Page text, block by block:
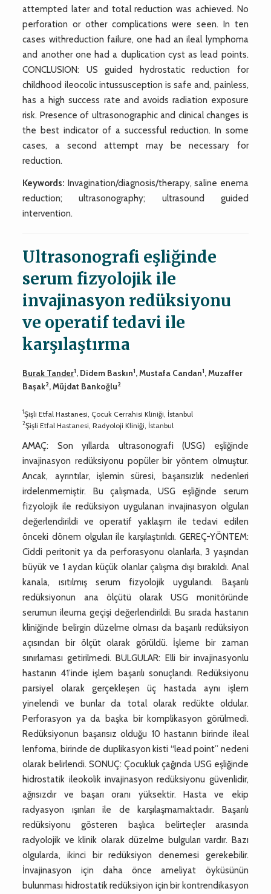
attempted later and total reduction was achieved. No
perforation or other complications were seen. In ten
cases withreduction failure, one had an ileal lymphoma
and another one had a duplication cyst as lead points.
CONCLUSION: US guided hydrostatic reduction for
childhood ileocolic intussusception is safe and, painless,
has a high success rate and avoids radiation exposure
risk. Presence of ultrasonographic and clinical changes is
the best indicator of a successful reduction. In some
cases, a second attempt may be necessary for
reduction.
Keywords: Invagination/diagnosis/therapy, saline enema
reduction; ultrasonography; ultrasound guided
intervention.
Ultrasonografi eşliğinde
serum fizyolojik ile
invajinasyon redüksiyonu
ve operatif tedavi ile
karşılaştırma
Burak Tander1, Didem Baskın1, Mustafa Candan1, Muzaffer
Başak2, Müjdat Bankoğlu2
1Şişli Etfal Hastanesi, Çocuk Cerrahisi Kliniği, İstanbul
2Şişli Etfal Hastanesi, Radyoloji Kliniği, İstanbul
AMAÇ: Son yıllarda ultrasonografi (USG) eşliğinde
invajinasyon redüksiyonu popüler bir yöntem olmuştur.
Ancak, ayrıntılar, işlemin süresi, başarısızlık nedenleri
irdelenmemiştir. Bu çalışmada, USG eşliğinde serum
fizyolojik ile redüksiyon uygulanan invajinasyon olguları
değerlendirildi ve operatif yaklaşım ile tedavi edilen
önceki dönem olguları ile karşılaştırıldı. GEREÇ-YÖNTEM:
Ciddi peritonit ya da perforasyonu olanlarla, 3 yaşından
büyük ve 1 aydan küçük olanlar çalışma dışı bırakıldı. Anal
kanala, ısıtılmış serum fizyolojik uygulandı. Başarılı
redüksiyonun ana ölçütü olarak USG monitöründe
serumun ileuma geçişi değerlendirildi. Bu sırada hastanın
kliniğinde belirgin düzelme olması da başarılı redüksiyon
açısından bir ölçüt olarak görüldü. İşleme bir zaman
sınırlaması getirilmedi. BULGULAR: Elli bir invajinasyonlu
hastanın 41’inde işlem başarılı sonuçlandı. Redüksiyonu
parsiyel olarak gerçekleşen üç hastada aynı işlem
yinelendi ve bunlar da total olarak redükte oldular.
Perforasyon ya da başka bir komplikasyon görülmedi.
Redüksiyonun başarısız olduğu 10 hastanın birinde ileal
lenfoma, birinde de duplikasyon kisti “lead point” nedeni
olarak belirlendi. SONUÇ: Çocukluk çağında USG eşliğinde
hidrostatik ileokolik invajinasyon redüksiyonu güvenlidir,
ağrısızdır ve başarı oranı yüksektir. Hasta ve ekip
radyasyon ışınları ile de karşılaşmamaktadır. Başarılı
redüksiyonu gösteren başlıca belirteçler arasında
radyolojik ve klinik olarak düzelme bulguları vardır. Bazı
olgularda, ikinci bir redüksiyon denemesi gerekebilir.
İnvajinasyon için daha önce ameliyat öyküsünün
bulunması hidrostatik redüksiyon için bir kontrendikasyon